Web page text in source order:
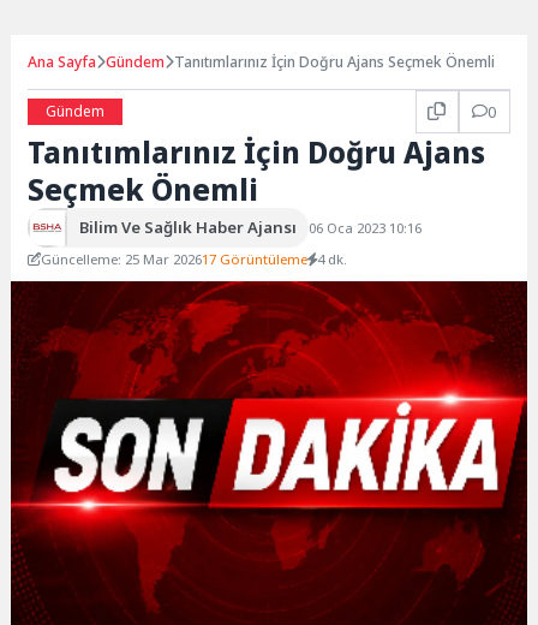
Ana Sayfa Gündem Tanıtımlarınız İçin Doğru Ajans Seçmek Önemli
Gündem 0
Tanıtımlarınız İçin Doğru Ajans
Seçmek Önemli
Bilim Ve Sağlık Haber Ajansı
06 Oca 2023 10:16
Güncelleme: 25 Mar 202617 Görüntüleme 4 dk.